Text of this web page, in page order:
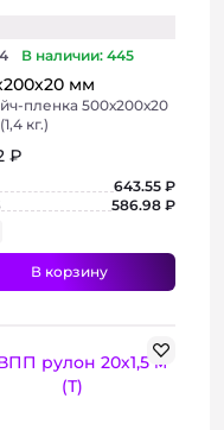
В наличии: 445
мм
пленка 500х200х20
кг.)
₽
643.55 ₽
586.98 ₽
В корзину